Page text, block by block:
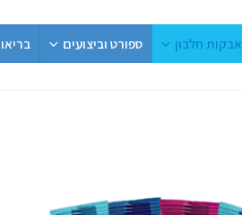
אבקות חלבון ספורט וביצועים